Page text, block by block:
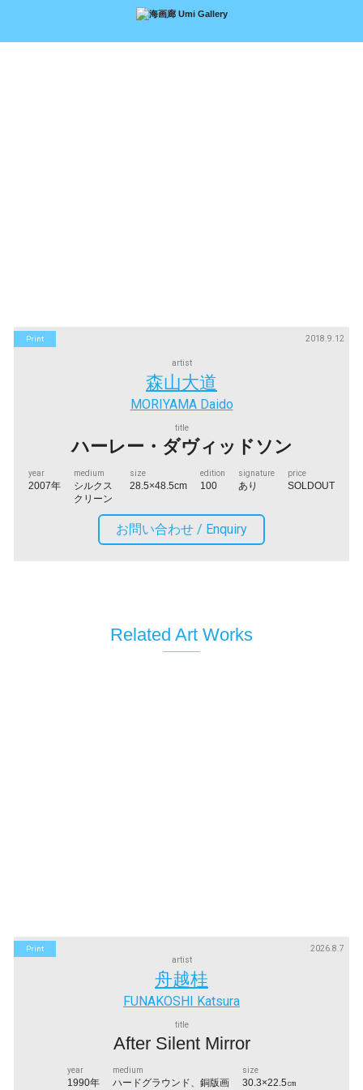
Print 2018.9.12
artist
森山大道
MORIYAMA Daido
title
ハーレー・ダヴィッドソン
year
2007年
medium
シルクス
クリーン
size
28.5×48.5cm
edition
100
signature
あり
price
SOLDOUT
お問い合わせ / Enquiry
Related Art Works
Print
2026.8.7
artist
舟越桂
FUNAKOSHI Katsura
title
After Silent Mirror
year
1990年
medium
ハードグラウンド、銅版画
size
30.3×22.5㎝